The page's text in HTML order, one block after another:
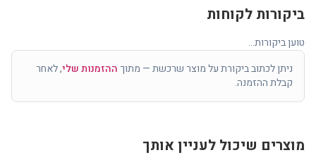
ביקורות לקוחות
טוען ביקורות...
ניתן לכתוב ביקורת על מוצר שרכשת — מתוךההזמנות שלי, לאחר
קבלת ההזמנה.
מוצרים שיכול לעניין אותך